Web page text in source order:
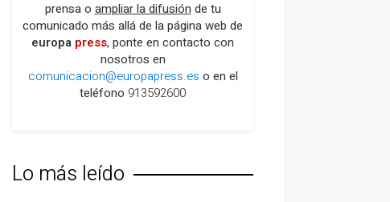
prensa o ampliar la difusión de tu
comunicado más allá de la página web de
europa press, ponte en contacto con
nosotros en
comunicacion@europapress.es o en el
teléfono 913592600
Lo más leído